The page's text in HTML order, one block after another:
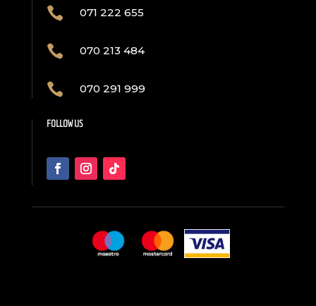
 071 222 655
 070 213 484
 070 291 999
FOLLOW US